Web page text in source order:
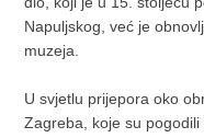
Napuljskog, već je
muzeja.
U svjetlu prijepora oko
Zagreba, koje su